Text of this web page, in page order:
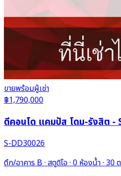
ขายพร้อมผู้เช่า
฿1,790,000
ดีคอนโด แคมปัส โดม-รังสิต -
S-DD30026
ตึก/อาคาร B · สตูดิโอ · 0 ห้องน้ำ · 30